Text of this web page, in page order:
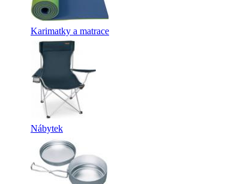
Karimatky a matrace
Nábytek